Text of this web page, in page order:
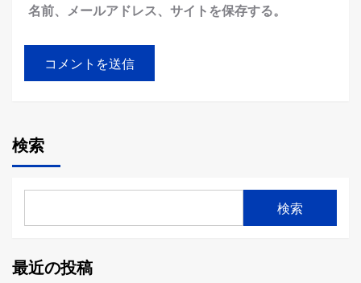
名前、メールアドレス、サイトを保存する。
検索
検索
最近の投稿